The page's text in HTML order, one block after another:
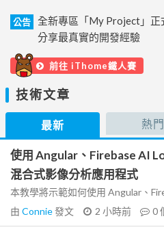
公告
全新專區「My Project」正
分享最真實的開發經驗
前往 iThome鐵人賽
技術文章
最新 熱門
使用 Angular、Firebase AI
混合式影像分析應用程式
本教學將示範如何使用 Angular、
由 Connie發文 2 小時前 0